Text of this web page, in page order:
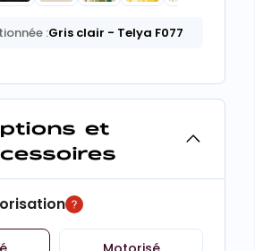
:Gris clair - Telya F077
et